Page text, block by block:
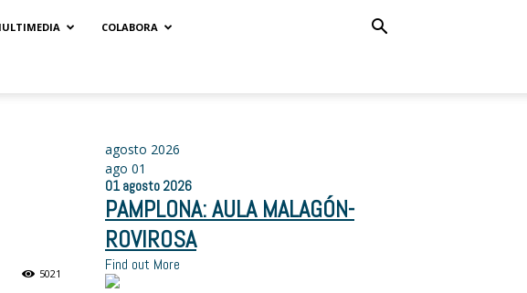
COLABORA
5021
agosto 2026
ago 01
01 agosto 2026
PAMPLONA: AULA MALAGÓN-
ROVIROSA
Find out More